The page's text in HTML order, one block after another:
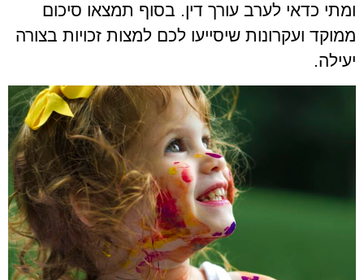
ומתי כדאי לערב עורך דין. בסוף תמצאו סיכום
ממוקד ועקרונות שיסייעו לכם למצות זכויות בצורה
יעילה.